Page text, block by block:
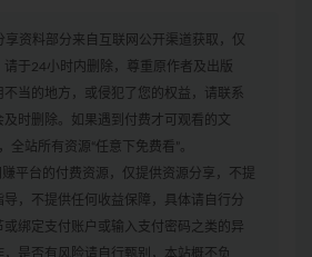
享资料部分来自互联网公开渠道获取，仅
请于24小时内删除，尊重原作者及出版
当的地方，或侵犯了您的权益，请联系
时删除。如果遇到付费才可观看的文
全站所有资源“任意下免费看”。
平台的付费资源，仅提供资源分享，不提
，不提供任何收益保障，具体请自行分
绑定支付账户或输入支付密码之类的异
是否有风险请自行甄别，本站概不负